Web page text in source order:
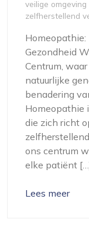
veilige omgeving
zelfherstellend
Gezondheid
Centrum,
natuurlijke
benadering
Homeopathie
die zich richt
ons centrum
elke patiënt
Lees meer